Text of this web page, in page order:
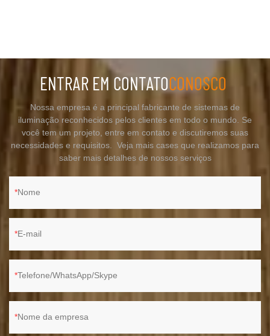
ENTRAR EM CONTATOCONOSCO
Nossa empresa é a principal fabricante de sistemas de
iluminação reconhecidos pelos clientes em todo o mundo. Se
você tem um projeto, entre em contato e discutiremos suas
necessidades e requisitos. Veja mais cases que realizamos para
saber mais detalhes de nossos serviços
Nome
E-mail
Telefone/WhatsApp/Skype
Nome da empresa